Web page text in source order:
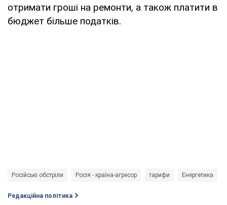
отримати гроші на ремонти, а також платити в
бюджет більше податків.
Російські обстріли Росія - країна-агресор тарифи Енергетика
Редакційна політика